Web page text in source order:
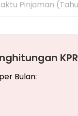
KPR
Bulan: